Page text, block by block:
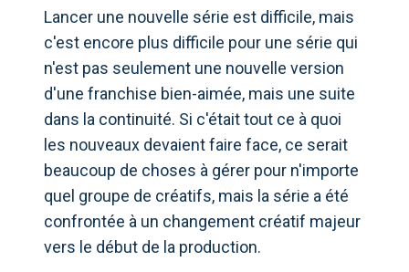
Lancer une nouvelle série est difficile, mais
c'est encore plus difficile pour une série qui
n'est pas seulement une nouvelle version
d'une franchise bien-aimée, mais une suite
dans la continuité. Si c'était tout ce à quoi
les nouveaux devaient faire face, ce serait
beaucoup de choses à gérer pour n'importe
quel groupe de créatifs, mais la série a été
confrontée à un changement créatif majeur
vers le début de la production.